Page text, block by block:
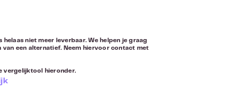
helaas niet meer leverbaar. We helpen je graag
van een alternatief. Neem hiervoorcontact met
vergelijktool hieronder.